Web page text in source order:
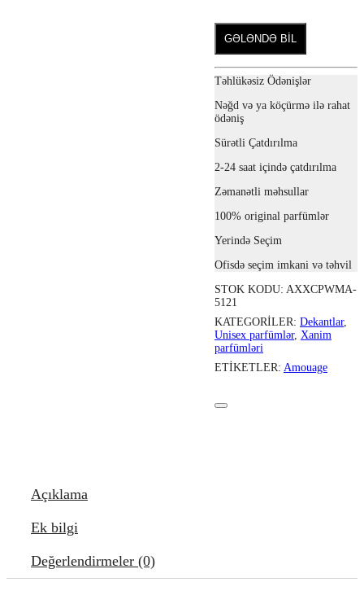
GƏLƏNDƏ BİL
Təhlükəsiz Ödənişlər
Nəğd və ya köçürmə ilə rahat
ödəniş
Sürətli Çatdırılma
2-24 saat içində çatdırılma
Zəmanətli məhsullar
100% original parfümlər
Yerində Seçim
Ofisdə seçim imkani və təhvil
STOK KODU: AXXCPWMA-
5121
KATEGORILER: Dekantlar,
Unisex parfümlər, Xanim
parfümləri
ETIKETLER: Amouage
Açıklama
Ek bilgi
Değerlendirmeler (0)